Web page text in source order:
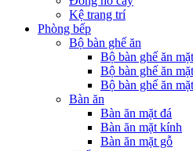
Kệ trang trí
Phòng bếp
Bộ bàn ghế ăn
Bộ bàn ghế ăn
Bộ bàn ghế ăn
Bộ bàn ghế ăn
Bàn ăn
Bàn ăn mặt đá
Bàn ăn mặt kính
Bàn ăn mặt gỗ